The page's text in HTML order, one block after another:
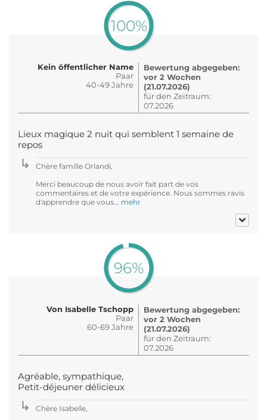
100%
Kein öffentlicher Name
Paar
40-49 Jahre
Bewertung abgegeben:
vor 2 Wochen
(21.07.2026)
für den Zeitraum:
07.2026
Lieux magique 2 nuit qui semblent 1 semaine de
repos
Chère famille Orlandi,
Merci beaucoup de nous avoir fait part de vos
commentaires et de votre expérience. Nous sommes ravis
d'apprendre que vous... mehr
96%
Von Isabelle Tschopp
Paar
60-69 Jahre
Bewertung abgegeben:
vor 2 Wochen
(21.07.2026)
für den Zeitraum:
07.2026
Agréable, sympathique,
Petit-déjeuner délicieux
Chère Isabelle,